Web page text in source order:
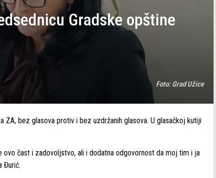
Gradske opštine
Foto:Grad Užice
bez glasova protiv i bez uzdržanih glasova. U glasačkoj kutiji
ovo čast i zadovoljstvo, ali i dodatna odgovornost da moj tim i ja
Đurić.